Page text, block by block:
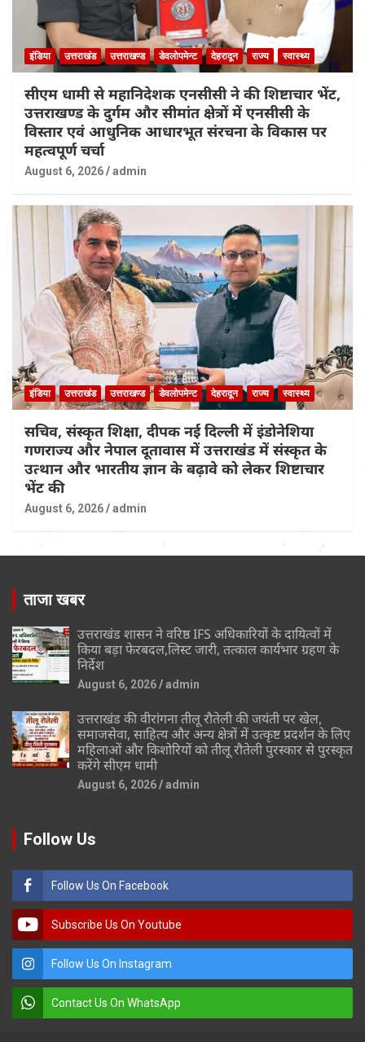
इंडिया उत्तराखंड उत्तराखण्ड डेवलोपमेन्ट देहरादून राज्य स्वास्थ्य
सीएम धामी से महानिदेशक एनसीसी ने की शिष्टाचार भेंट,
उत्तराखण्ड के दुर्गम और सीमांत क्षेत्रों में एनसीसी के
विस्तार एवं आधुनिक आधारभूत संरचना के विकास पर
महत्वपूर्ण चर्चा
August 6, 2026 admin
इंडिया उत्तराखंड उत्तराखण्ड डेवलोपमेन्ट देहरादून राज्य स्वास्थ्य
सचिव, संस्कृत शिक्षा, दीपक नई दिल्ली में इंडोनेशिया
गणराज्य और नेपाल दूतावास में उत्तराखंड में संस्कृत के
उत्थान और भारतीय ज्ञान के बढ़ावे को लेकर शिष्टाचार
भेंट की
August 6, 2026 admin
ताजा खबर
उत्तराखंड शासन ने वरिष्ठ IFS अधिकारियों के दायित्वों में
किया बड़ा फेरबदल,लिस्ट जारी, तत्काल कार्यभार ग्रहण के
निर्देश
August 6, 2026 admin
उत्तराखंड की वीरांगना तीलू रौतेली की जयंती पर खेल,
समाजसेवा, साहित्य और अन्य क्षेत्रों में उत्कृष्ट प्रदर्शन के लिए
महिलाओं और किशोरियों को तीलू रौतेली पुरस्कार से पुरस्कृत
करेंगे सीएम धामी
August 6, 2026 admin
Follow Us
Follow Us On Facebook
Subscribe Us On Youtube
Follow Us On Instagram
Contact Us On WhatsApp